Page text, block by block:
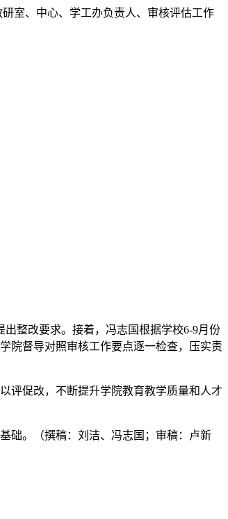
室、中心、学工办负责人、审核评估工作
整改要求。接着，冯志国根据学校6-9月份
院督导对照审核工作要点逐一检查，压实责
评促改，不断提升学院教育教学质量和人才
础。（撰稿：刘洁、冯志国；审稿：卢新